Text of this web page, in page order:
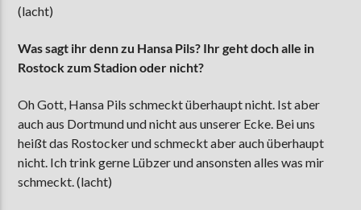
(lacht)
Was sagt ihr denn zu Hansa Pils? Ihr geht doch alle in
Rostock zum Stadion oder nicht?
Oh Gott, Hansa Pils schmeckt überhaupt nicht. Ist aber
auch aus Dortmund und nicht aus unserer Ecke. Bei uns
heißt das Rostocker und schmeckt aber auch überhaupt
nicht. Ich trink gerne Lübzer und ansonsten alles was mir
schmeckt. (lacht)